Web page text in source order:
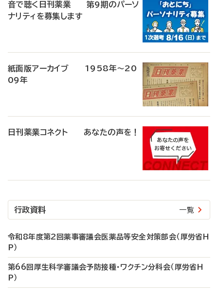
音で聴く日刊薬業 第9期のパーソ
ナリティを募集します
紙面版アーカイブ 1958年～20
09年
日刊薬業コネクト あなたの声を！
行政資料 一覧
令和8年度第2回薬事審議会医薬品等安全対策部会（厚労省H
P）
第66回厚生科学審議会予防接種・ワクチン分科会（厚労省H
P）